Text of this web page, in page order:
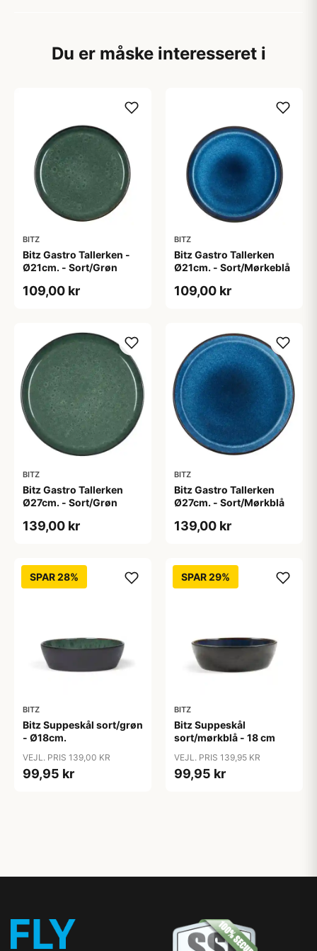
Du er måske interesseret i
BITZ
Bitz Gastro Tallerken -
Ø21cm. - Sort/Grøn
109,00 kr
BITZ
Bitz Gastro Tallerken
Ø21cm. - Sort/Mørkeblå
109,00 kr
BITZ
Bitz Gastro Tallerken
Ø27cm. - Sort/Grøn
139,00 kr
BITZ
Bitz Gastro Tallerken
Ø27cm. - Sort/Mørkblå
139,00 kr
SPAR 28%
BITZ
Bitz Suppeskål sort/grøn
- Ø18cm.
VEJL. PRIS 139,00 KR
99,95 kr
SPAR 29%
BITZ
Bitz Suppeskål
sort/mørkblå - 18 cm
VEJL. PRIS 139,95 KR
99,95 kr